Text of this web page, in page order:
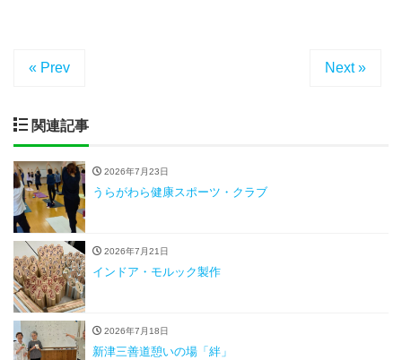
« Prev Next »
関連記事
2026年7月23日
うらがわら健康スポーツ・クラブ
2026年7月21日
インドア・モルック製作
2026年7月18日
新津三善道憩いの場「絆」